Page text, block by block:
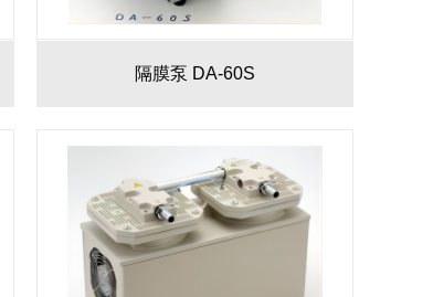
隔膜泵 DA-60S